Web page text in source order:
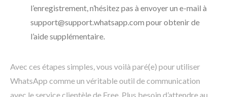
l’enregistrement, n’hésitez pas à envoyer un e-mail à
support@support.whatsapp.com pour obtenir de
l’aide supplémentaire.
Avec ces étapes simples, vous voilà paré(e) pour utiliser
WhatsApp comme un véritable outil de communication
avec le service clientèle de Free. Plus besoin d’attendre au